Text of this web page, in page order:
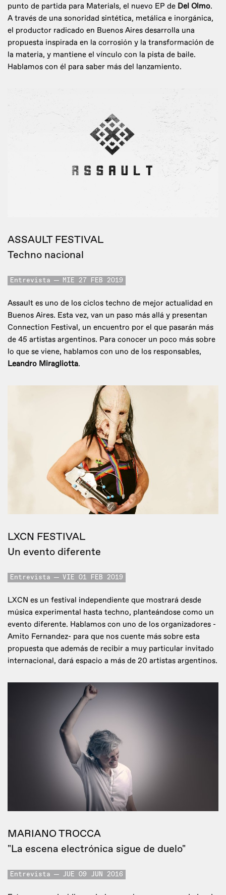
punto de partida para Materials, el nuevo EP de Del Olmo.
A través de una sonoridad sintética, metálica e inorgánica,
el productor radicado en Buenos Aires desarrolla una
propuesta inspirada en la corrosión y la transformación de
la materia, y mantiene el vínculo con la pista de baile.
Hablamos con él para saber más del lanzamiento.
ASSAULT FESTIVAL
Techno nacional
Entrevista MIE 27 FEB 2019
Assault es uno de los ciclos techno de mejor actualidad en
Buenos Aires. Esta vez, van un paso más allá y presentan
Connection Festival, un encuentro por el que pasarán más
de 45 artistas argentinos. Para conocer un poco más sobre
lo que se viene, hablamos con uno de los responsables,
Leandro Miragliotta.
LXCN FESTIVAL
Un evento diferente
Entrevista VIE 01 FEB 2019
LXCN es un festival independiente que mostrará desde
música experimental hasta techno, planteándose como un
evento diferente. Hablamos con uno de los organizadores -
Amito Fernandez- para que nos cuente más sobre esta
propuesta que además de recibir a muy particular invitado
internacional, dará espacio a más de 20 artistas argentinos.
MARIANO TROCCA
"La escena electrónica sigue de duelo"
Entrevista JUE 09 JUN 2016